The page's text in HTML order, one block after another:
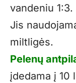
vandeniu
Jis
miltligės.
Pelenų
įdedama į 10